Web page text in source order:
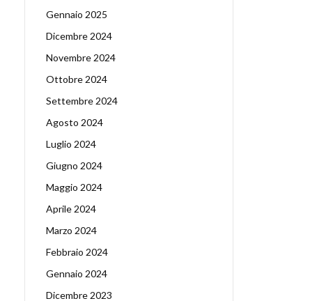
Gennaio 2025
Dicembre 2024
Novembre 2024
Ottobre 2024
Settembre 2024
Agosto 2024
Luglio 2024
Giugno 2024
Maggio 2024
Aprile 2024
Marzo 2024
Febbraio 2024
Gennaio 2024
Dicembre 2023